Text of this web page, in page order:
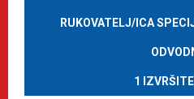
RUKOVATELJ/ICA
1